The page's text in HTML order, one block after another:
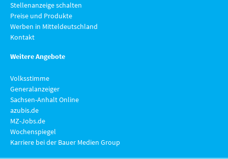
Stellenanzeige schalten
Preise und Produkte
Werben in Mitteldeutschland
Kontakt
Weitere Angebote
Volksstimme
Generalanzeiger
Sachsen-Anhalt Online
azubis.de
MZ-Jobs.de
Wochenspiegel
Karriere bei der Bauer Medien Group